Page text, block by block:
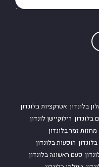
בלונדון אטרקציות בלונדון
בלונדון רילוקיישן לונדון
מחזות זמר בלונדון
הופעות בלונדון
פעם ראשונה בלונדון